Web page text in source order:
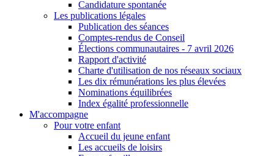
Candidature spontanée
Les publications légales
Publication des séances
Comptes-rendus de Conseil
Élections communautaires - 7 avril 2026
Rapport d'activité
Charte d'utilisation de nos réseaux sociaux
Les dix rémunérations les plus élevées
Nominations équilibrées
Index égalité professionnelle
M'accompagne
Pour votre enfant
Accueil du jeune enfant
Les accueils de loisirs